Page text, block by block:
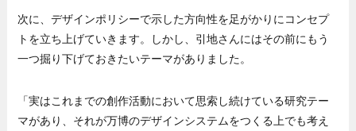
次に、デザインポリシーで示した方向性を足がかりにコンセプ
トを立ち上げていきます。しかし、引地さんにはその前にもう
一つ掘り下げておきたいテーマがありました。
「実はこれまでの創作活動において思索し続けている研究テー
マがあり、それが万博のデザインシステムをつくる上でも考え